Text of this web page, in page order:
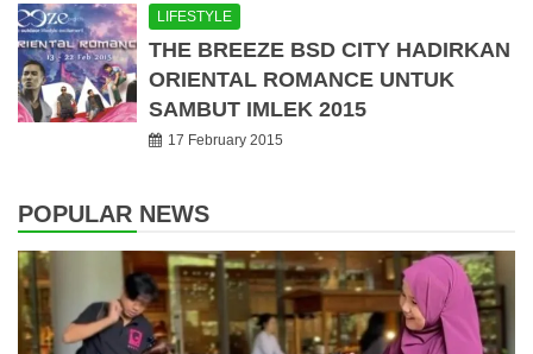
LIFESTYLE
THE BREEZE BSD CITY HADIRKAN
ORIENTAL ROMANCE UNTUK
SAMBUT IMLEK 2015
17 February 2015
POPULAR NEWS